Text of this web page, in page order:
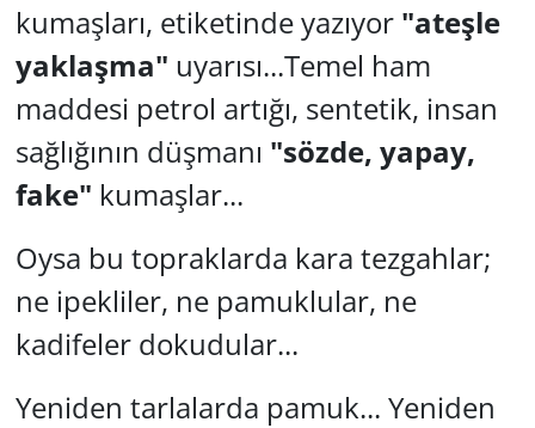
kumaşları, etiketinde yazıyor "ateşle
yaklaşma" uyarısı...Temel ham
maddesi petrol artığı, sentetik, insan
sağlığının düşmanı "sözde, yapay,
fake" kumaşlar...
Oysa bu topraklarda kara tezgahlar;
ne ipekliler, ne pamuklular, ne
kadifeler dokudular...
Yeniden tarlalarda pamuk... Yeniden